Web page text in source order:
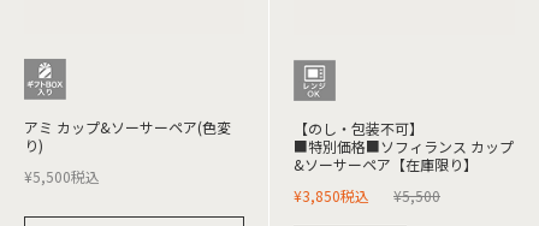
アミ カップ&ソーサーペア(色変
り)
¥5,500税込
【のし・包装不可】
■特別価格■ソフィランス カップ
&ソーサーペア【在庫限り】
¥5,500
¥3,850税込